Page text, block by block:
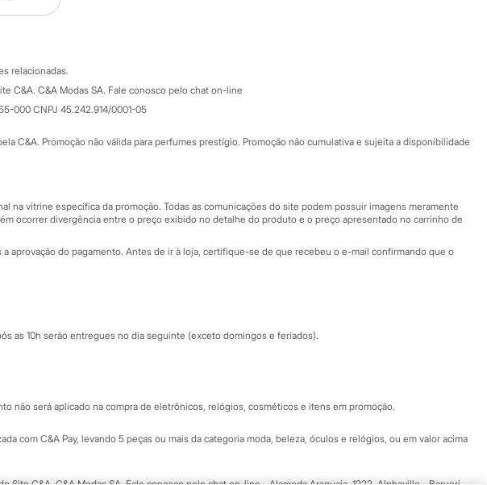
serviços
pagamento
vantagens
desconto
Atendimento
Fale conosco
Central de ética
Eventos
relacionadas.
C&A. C&A Modas SA. Fale conosco pelo chat on-line
000 CNPJ 45.242.914/0001-05
C&A. Promoção não válida para perfumes prestígio. Promoção não cumulativa e sujeita a disponibilidade
na vitrine específica da promoção. Todas as comunicações do site podem possuir imagens meramente
ocorrer divergência entre o preço exibido no detalhe do produto e o preço apresentado no carrinho de
aprovação do pagamento. Antes de ir à loja, certifique-se de que recebeu o e-mail confirmando que o
as 10h serão entregues no dia seguinte (exceto domingos e feriados).
não será aplicado na compra de eletrônicos, relógios, cosméticos e itens em promoção.
com C&A Pay, levando 5 peças ou mais da categoria moda, beleza, óculos e relógios, ou em valor acima